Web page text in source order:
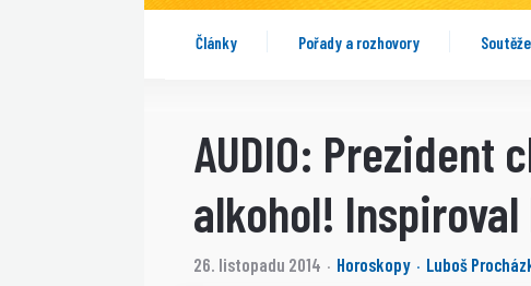
Články Pořady a rozhovory Soutěže
AUDIO: Prezident
alkohol!
26. listopadu 2014 · Horoskopy · Luboš